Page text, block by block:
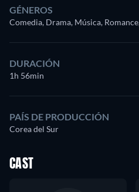
GÉNEROS
Comedia, Drama, Música, Romance
DURACIÓN
1h 56min
PAÍS DE PRODUCCIÓN
Corea del Sur
CAST